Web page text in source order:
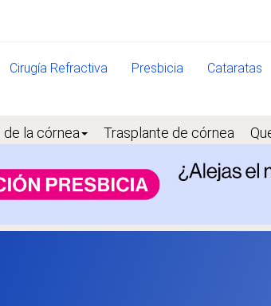
Cirugía Refractiva Presbicia Cataratas
la córnea Trasplante de córnea